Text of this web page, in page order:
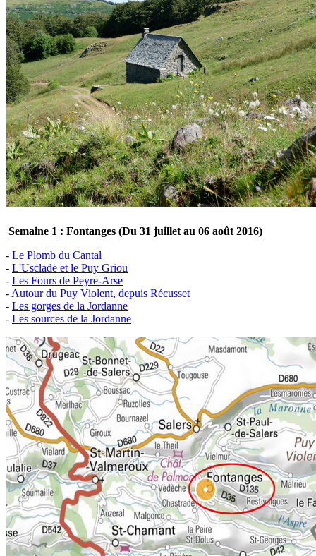
Semaine 1 : Fontanges (Du 31 juillet au 06 août 2016)
- Le Plomb du Cantal
- L'Usclade et le Puy Griou
- Les Fours de Peyre-Arse
- Autour du Puy Violent, depuis Récusset
- Les gorges de la Jordanne
- Les sources de la Jordanne